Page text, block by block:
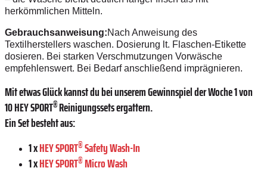
herkömmlichen Mitteln.
Gebrauchsanweisung:Nach Anweisung des
Textilherstellers waschen. Dosierung lt. Flaschen-Etikette
dosieren. Bei starken Verschmutzungen Vorwäsche
empfehlenswert. Bei Bedarf anschließend imprägnieren.
Mit etwas Glück kannst du bei unserem Gewinnspiel der Woche 1 von
10 HEY SPORT®Reinigungssets ergattern.
Ein Set besteht aus:
1 xHEY SPORT®Safety Wash-In
1 xHEY SPORT®Micro Wash